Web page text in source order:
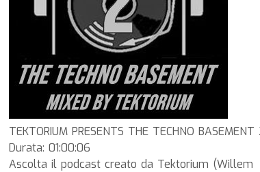
TEKTORIUM PRESENTS THE TECHNO BASEMENT
Durata: 01:00:06
Ascolta il podcast creato da Tektorium (Willem